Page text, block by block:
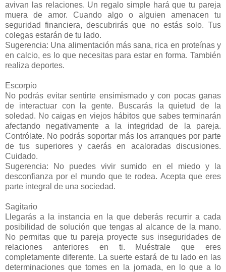
avivan las relaciones. Un regalo simple hará que tu pareja
muera de amor. Cuando algo o alguien amenacen tu
seguridad financiera, descubrirás que no estás solo. Tus
colegas estarán de tu lado.
Sugerencia: Una alimentación más sana, rica en proteínas y
en calcio, es lo que necesitas para estar en forma. También
realiza deportes.
Escorpio
No podrás evitar sentirte ensimismado y con pocas ganas
de interactuar con la gente. Buscarás la quietud de la
soledad. No caigas en viejos hábitos que sabes terminarán
afectando negativamente a la integridad de la pareja.
Contrólate. No podrás soportar más los arranques por parte
de tus superiores y caerás en acaloradas discusiones.
Cuidado.
Sugerencia: No puedes vivir sumido en el miedo y la
desconfianza por el mundo que te rodea. Acepta que eres
parte integral de una sociedad.
Sagitario
Llegarás a la instancia en la que deberás recurrir a cada
posibilidad de solución que tengas al alcance de la mano.
No permitas que tu pareja proyecte sus inseguridades de
relaciones anteriores en ti. Muéstrale que eres
completamente diferente. La suerte estará de tu lado en las
determinaciones que tomes en la jornada, en lo que a lo